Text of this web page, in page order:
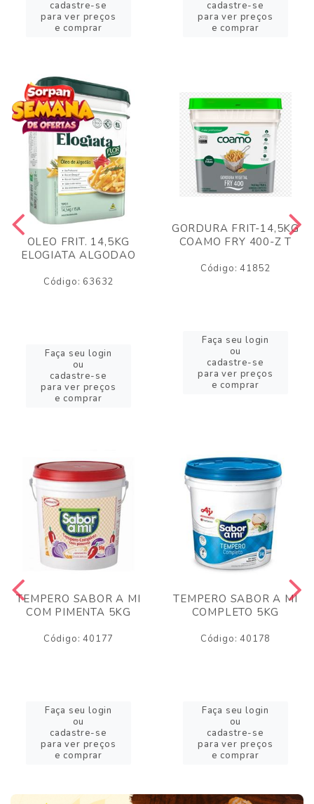
cadastre-se
para ver preços
e comprar
cadastre-se
para ver preços
e comprar
OLEO FRIT. 14,5KG
ELOGIATA ALGODAO
Código: 63632
Faça seu login
ou
cadastre-se
para ver preços
e comprar
GORDURA FRIT-14,5KG
COAMO FRY 400-Z T
Código: 41852
Faça seu login
ou
cadastre-se
para ver preços
e comprar
TEMPERO SABOR A MI
COM PIMENTA 5KG
Código: 40177
Faça seu login
ou
cadastre-se
para ver preços
e comprar
TEMPERO SABOR A MI
COMPLETO 5KG
Código: 40178
Faça seu login
ou
cadastre-se
para ver preços
e comprar